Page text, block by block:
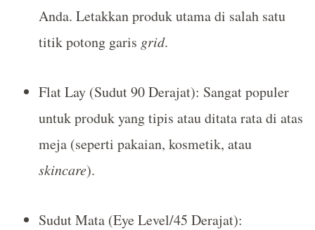
Anda. Letakkan produk utama di salah satu
titik potong garis grid.
Flat Lay (Sudut 90 Derajat): Sangat populer
untuk produk yang tipis atau ditata rata di atas
meja (seperti pakaian, kosmetik, atau
skincare).
Sudut Mata (Eye Level/45 Derajat):